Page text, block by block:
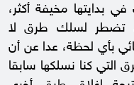
في بدايتها مخيفة أكثر،
تضطر لسلك طرق لا
بأي لحظة، عدا عن أن
التي كنا نسلكها سابقا